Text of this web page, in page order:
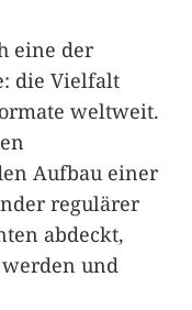
eine der
die Vielfalt
weltweit.
Aufbau einer
regulärer
abdeckt,
und